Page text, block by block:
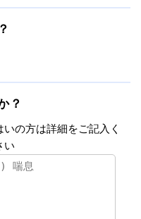
？
の方は詳細をご記入く
い